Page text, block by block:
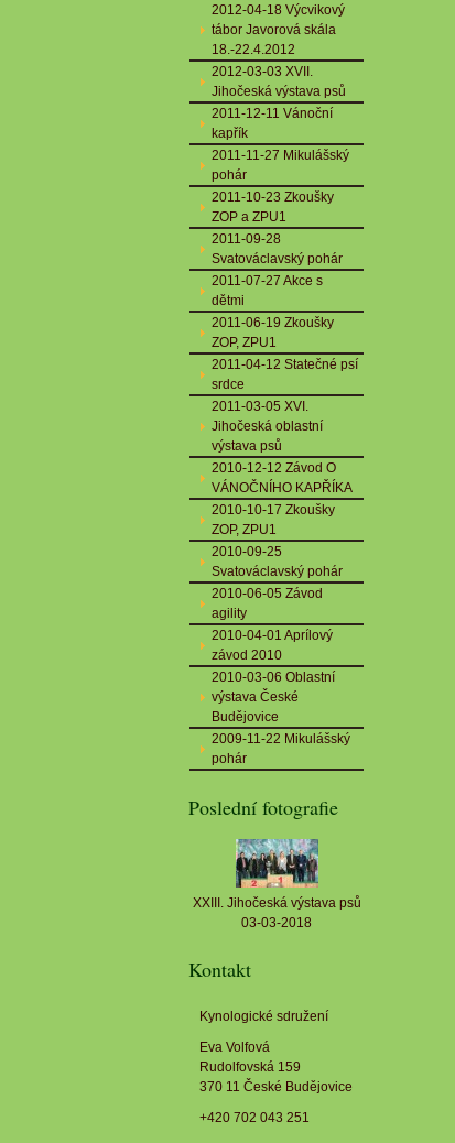
2012-04-18 Výcvikový
tábor Javorová skála
18.-22.4.2012
2012-03-03 XVII.
Jihočeská výstava psů
2011-12-11 Vánoční
kapřík
2011-11-27 Mikulášský
pohár
2011-10-23 Zkoušky
ZOP a ZPU1
2011-09-28
Svatováclavský pohár
2011-07-27 Akce s
dětmi
2011-06-19 Zkoušky
ZOP, ZPU1
2011-04-12 Statečné psí
srdce
2011-03-05 XVI.
Jihočeská oblastní
výstava psů
2010-12-12 Závod O
VÁNOČNÍHO KAPŘÍKA
2010-10-17 Zkoušky
ZOP, ZPU1
2010-09-25
Svatováclavský pohár
2010-06-05 Závod
agility
2010-04-01 Aprílový
závod 2010
2010-03-06 Oblastní
výstava České
Budějovice
2009-11-22 Mikulášský
pohár
Poslední fotografie
XXIII. Jihočeská výstava psů
03-03-2018
Kontakt
Kynologické sdružení
Eva Volfová
Rudolfovská 159
370 11 České Budějovice
+420 702 043 251